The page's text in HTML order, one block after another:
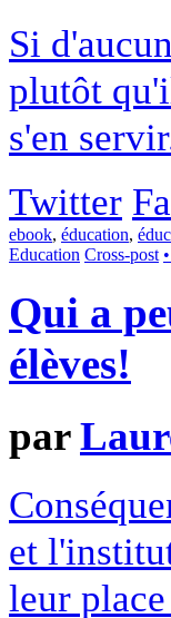
Si
plutôt
s'en
Twitter
ebook, éducation,
Education Cross-post
Qui a
élèves!
par
et
leur